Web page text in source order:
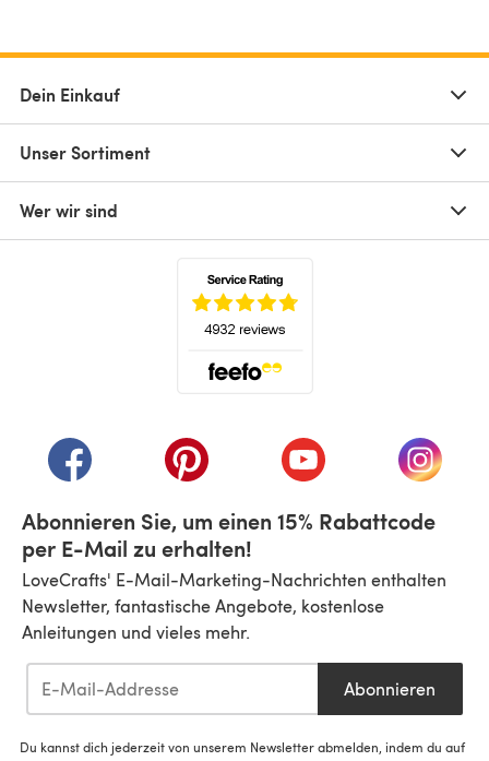
Dein Einkauf
Unser Sortiment
Wer wir sind
(öffnet sich in einem neuen Tab)
(öffnet sich in einem neuen Tab)
(öffnet sich in einem
(öffnet
Abonnieren Sie, um einen 15% Rabattcode
per E-Mail zu erhalten!
LoveCrafts' E-Mail-Marketing-Nachrichten enthalten
Newsletter, fantastische Angebote, kostenlose
Anleitungen und vieles mehr.
Abonnieren
Du kannst dich jederzeit von unserem Newsletter abmelden, indem du auf